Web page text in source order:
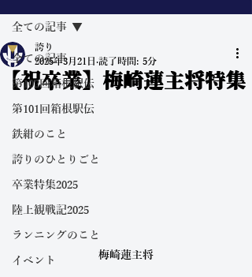
全ての記事
第102回箱根駅伝
第101回箱根駅伝
鉄紺のこと
誇りのひとりごと
卒業特集2025
陸上観戦記2025
ランニングのこと
イベント
全ての記事
【祝卒業】梅崎蓮主将特集
誇り
2025年3月21日 読了時間: 5分
梅崎蓮主将